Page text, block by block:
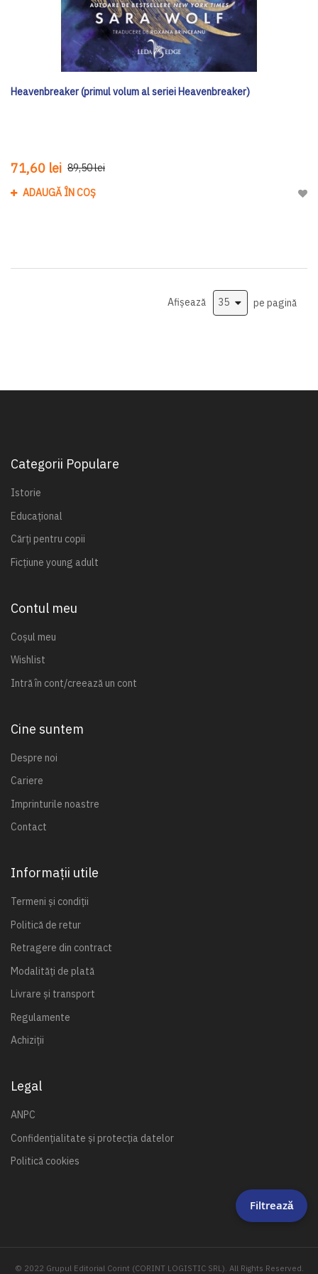
Heavenbreaker (primul volum al seriei Heavenbreaker)
71,60 lei 89,50 lei
ADAUGĂ ÎN COȘ
Afișează pe pagină
Categorii Populare
Istorie
Educațional
Cărți pentru copii
Ficțiune young adult
Contul meu
Coșul meu
Wishlist
Intră în cont/creează un cont
Cine suntem
Despre noi
Cariere
Imprinturile noastre
Contact
Informații utile
Termeni și condiții
Politică de retur
Retragere din contract
Modalități de plată
Livrare și transport
Regulamente
Achiziții
Legal
ANPC
Confidențialitate și protecția datelor
Politică cookies
© 2022 Grupul Editorial Corint (CORINT LOGISTIC SRL). All Rights Reserved.
Filtrează